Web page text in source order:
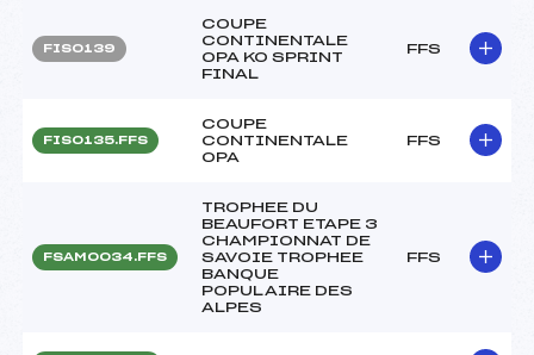
FIS0139
COUPE
CONTINENTALE
OPA KO SPRINT
FINAL
FFS
FIS0135.FFS
COUPE
CONTINENTALE
OPA
FFS
FSAM0034.FFS
TROPHEE DU
BEAUFORT ETAPE 3
CHAMPIONNAT DE
SAVOIE TROPHEE
BANQUE
POPULAIRE DES
ALPES
FFS